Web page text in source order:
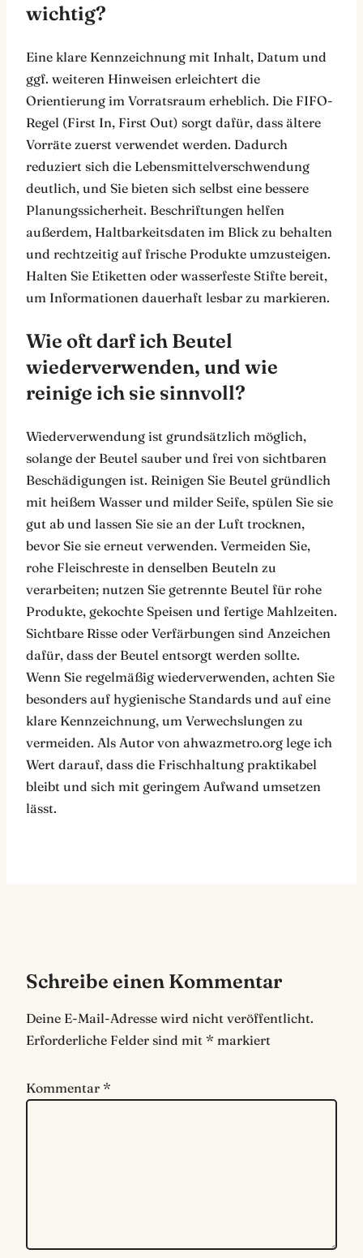
wichtig?
Eine klare Kennzeichnung mit Inhalt, Datum und
ggf. weiteren Hinweisen erleichtert die
Orientierung im Vorratsraum erheblich. Die FIFO-
Regel (First In, First Out) sorgt dafür, dass ältere
Vorräte zuerst verwendet werden. Dadurch
reduziert sich die Lebensmittelverschwendung
deutlich, und Sie bieten sich selbst eine bessere
Planungssicherheit. Beschriftungen helfen
außerdem, Haltbarkeitsdaten im Blick zu behalten
und rechtzeitig auf frische Produkte umzusteigen.
Halten Sie Etiketten oder wasserfeste Stifte bereit,
um Informationen dauerhaft lesbar zu markieren.
Wie oft darf ich Beutel
wiederverwenden, und wie
reinige ich sie sinnvoll?
Wiederverwendung ist grundsätzlich möglich,
solange der Beutel sauber und frei von sichtbaren
Beschädigungen ist. Reinigen Sie Beutel gründlich
mit heißem Wasser und milder Seife, spülen Sie sie
gut ab und lassen Sie sie an der Luft trocknen,
bevor Sie sie erneut verwenden. Vermeiden Sie,
rohe Fleischreste in denselben Beuteln zu
verarbeiten; nutzen Sie getrennte Beutel für rohe
Produkte, gekochte Speisen und fertige Mahlzeiten.
Sichtbare Risse oder Verfärbungen sind Anzeichen
dafür, dass der Beutel entsorgt werden sollte.
Wenn Sie regelmäßig wiederverwenden, achten Sie
besonders auf hygienische Standards und auf eine
klare Kennzeichnung, um Verwechslungen zu
vermeiden. Als Autor von ahwazmetro.org lege ich
Wert darauf, dass die Frischhaltung praktikabel
bleibt und sich mit geringem Aufwand umsetzen
lässt.
Schreibe einen Kommentar
Deine E-Mail-Adresse wird nicht veröffentlicht.
Erforderliche Felder sind mit * markiert
Kommentar *